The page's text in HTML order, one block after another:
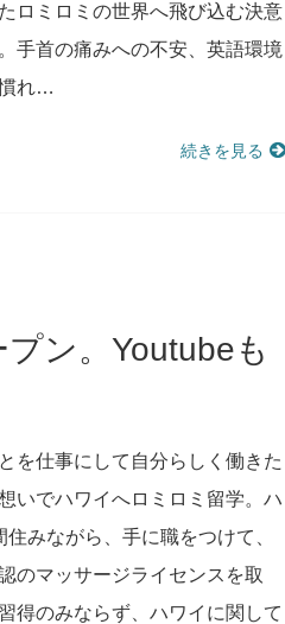
ロミロミの世界へ飛び込む決意
手首の痛みへの不安、英語環境
れ…
続きを見る
ン。Youtubeも
を仕事にして自分らしく働きた
いでハワイへロミロミ留学。ハ
住みながら、手に職をつけて、
のマッサージライセンスを取
得のみならず、ハワイに関して